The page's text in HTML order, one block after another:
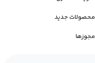
محصولات جدید
مجوزها